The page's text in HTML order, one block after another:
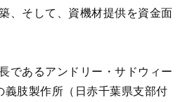
、そして、資機材提供を資金面
であるアンドリー・サドウィー
義肢製作所（日赤千葉県支部付